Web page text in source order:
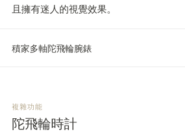
時計保修
《THE PERPETUAL TIMEKEEPER》
《THE DREAM SHAPER》展覽
STELLAR ODYSSEY
精湛工藝：108 種工藝
且擁有迷人的視覺效果。
積家多軸陀飛輪腕錶
複雜功能
陀飛輪時計